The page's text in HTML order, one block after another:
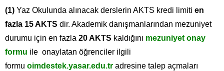
(1) Yaz Okulunda alınacak derslerin AKTS kredi limiti en
fazla 15 AKTS dir. Akademik danışmanlarından mezuniyet
durumu için en fazla 20 AKTS kaldığını mezuniyet onay
formu ile onaylatan öğrenciler ilgili
formu oimdestek.yasar.edu.tr adresine talep açmaları